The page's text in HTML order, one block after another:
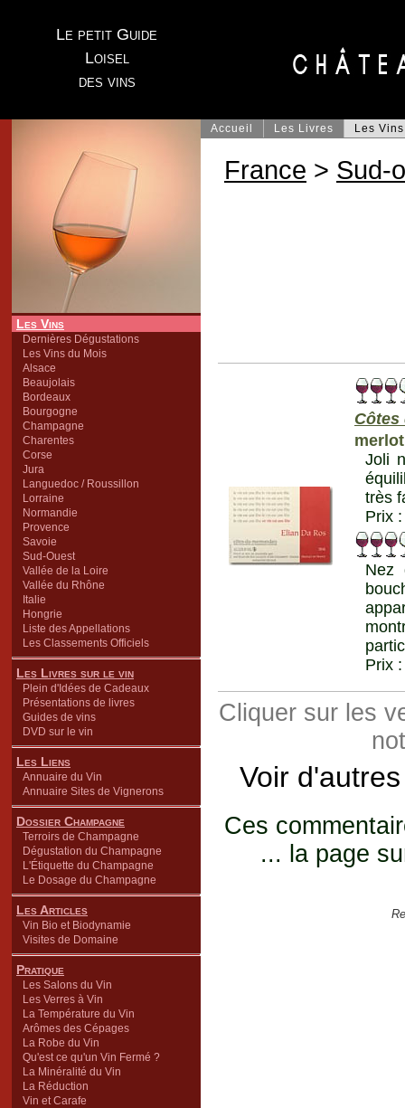
Le petit Guide
Loisel
des vins
Les Vins
Dernières Dégustations
Les Vins du Mois
Alsace
Beaujolais
Bordeaux
Bourgogne
Champagne
Charentes
Corse
Jura
Languedoc / Roussillon
Lorraine
Normandie
Provence
Savoie
Sud-Ouest
Vallée de la Loire
Vallée du Rhône
Italie
Hongrie
Liste des Appellations
Les Classements Officiels
Les Livres sur le vin
Plein d'Idées de Cadeaux
Présentations de livres
Guides de vins
DVD sur le vin
Les Liens
Annuaire du Vin
Annuaire Sites de Vignerons
Dossier Champagne
Terroirs de Champagne
Dégustation du Champagne
L'Étiquette du Champagne
Le Dosage du Champagne
Les Articles
Vin Bio et Biodynamie
Visites de Domaine
Pratique
Les Salons du Vin
Les Verres à Vin
La Température du Vin
Arômes des Cépages
La Robe du Vin
Qu'est ce qu'un Vin Fermé ?
La Minéralité du Vin
La Réduction
Vin et Carafe
Accueil Les Livres Les Vins
France > Sud-
Côtes
merlot
Joli
très
Prix
Nez
Prix :
Cliquer sur les
Voir
Ces
... la page